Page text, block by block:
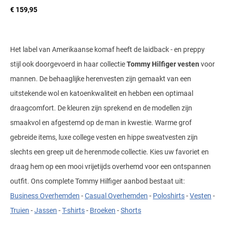
John Miller
New Zealand
Olymp
Polo Ralph Lauren
Portofino
Deals
Overhemden tot €40
Overhemden tot €60
Polo Ralph Lauren
Profuomo
State of Art
Superdry
Tommy Hilfiger
Tommy Hilfiger
William Lockie
Polo Ralph Lauren
Roy Robson
Tommy Hilfiger
Tramarossa
Vanguard
Wellington of Bilmore
State of Art
Tenson
Tommy Hilfiger
Vanguard
Olymp
People of Shibuya
Pierre Cardin
Portofino
Profuomo
€ 159,95
Het label van Amerikaanse komaf heeft de laidback - en preppy
stijl ook doorgevoerd in haar collectieTommy Hilfiger vesten voor
mannen. De behaaglijke herenvesten zijn gemaakt van een
uitstekende wol en katoenkwaliteit en hebben een optimaal
draagcomfort. De kleuren zijn sprekend en de modellen zijn
smaakvol en afgestemd op de man in kwestie. Warme grof
gebreide items, luxe college vesten en hippe sweatvesten zijn
slechts een greep uit de herenmode collectie. Kies uw favoriet en
draag hem op een mooi vrijetijds overhemd voor een ontspannen
outfit. Ons complete Tommy Hilfiger aanbod bestaat uit:
Business Overhemden -Casual Overhemden - Poloshirts-Vesten -
Truien -Jassen -T-shirts- Broeken -Shorts